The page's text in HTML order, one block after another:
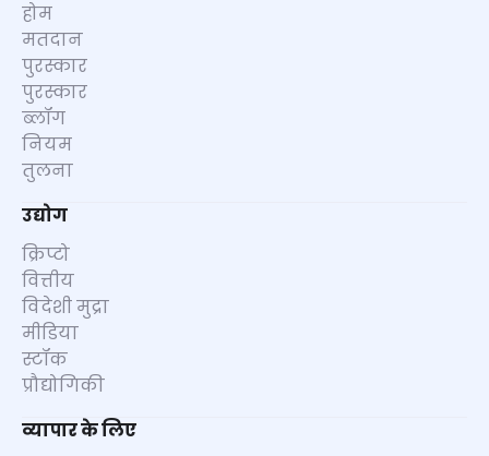
होम
मतदान
पुरस्कार
पुरस्कार
ब्लॉग
नियम
तुलना
उद्योग
क्रिप्टो
वित्तीय
विदेशी मुद्रा
मीडिया
स्टॉक
प्रौद्योगिकी
व्यापार के लिए